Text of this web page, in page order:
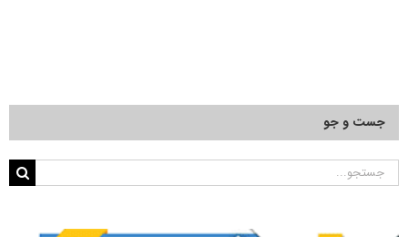
جست و جو
جستجو